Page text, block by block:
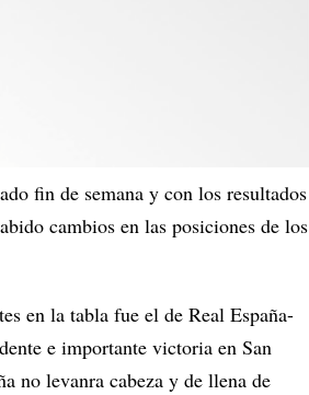
fin de semana y con los resultados
cambios en las posiciones de los
en la tabla fue el de Real España-
e importante victoria en San
no levanra cabeza y de llena de